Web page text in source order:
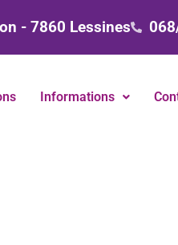
- 7860 Lessines
Informations